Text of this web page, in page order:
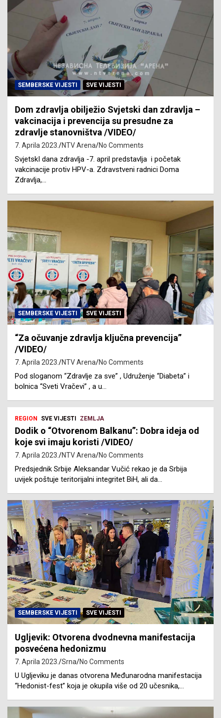
SEMBERSKE VIJESTI SVE VIJESTI
Dom zdravlja obilježio Svjetski dan zdravlja –
vakcinacija i prevencija su presudne za
zdravlje stanovništva /VIDEO/
7. Aprila 2023. NTV Arena No Comments
SvjetskI dana zdravlja -7. april predstavlja i početak
vakcinacije protiv HPV-a. Zdravstveni radnici Doma
Zdravlja,…
SEMBERSKE VIJESTI SVE VIJESTI
“Za očuvanje zdravlja ključna prevencija”
/VIDEO/
7. Aprila 2023. NTV Arena No Comments
Pod sloganom “Zdravlje za sve” , Udruženje “Diabeta” i
bolnica “Sveti Vračevi” , a u…
REGION SVE VIJESTI ZEMLJA
Dodik o “Otvorenom Balkanu”: Dobra ideja od
koje svi imaju koristi /VIDEO/
7. Aprila 2023. NTV Arena No Comments
Predsjednik Srbije Aleksandar Vučić rekao je da Srbija
uvijek poštuje teritorijalni integritet BiH, ali da…
SEMBERSKE VIJESTI SVE VIJESTI
Ugljevik: Otvorena dvodnevna manifestacija
posvećena hedonizmu
7. Aprila 2023. Srna No Comments
U Ugljeviku je danas otvorena Međunarodna manifestacija
“Hedonist-fest” koja je okupila više od 20 učesnika,…